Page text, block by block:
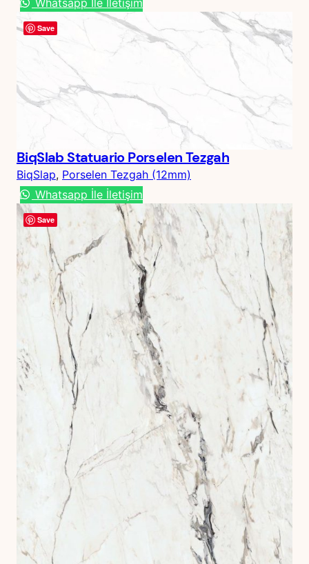
Save
BiqSlab Statuario Porselen Tezgah
BiqSlap, Porselen Tezgah (12mm)
Whatsapp İle İletişim
Save